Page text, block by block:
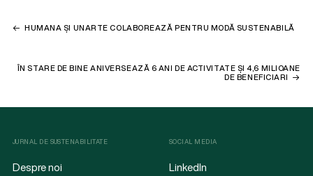
HUMANA ȘI UNARTE COLABOREAZĂ PENTRU MODĂ SUSTENABILĂ
ÎN STARE DE BINE ANIVERSEAZĂ 6 ANI DE ACTIVITATE ȘI 4,6 MILIOANE
DE BENEFICIARI
JURNAL DE SUSTENABILITATE
Despre noi
SOCIAL MEDIA
LinkedIn